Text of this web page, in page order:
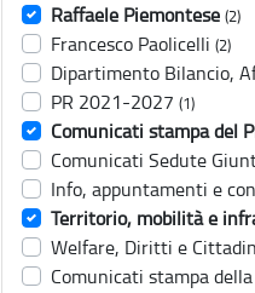
Raffaele Piemontese (2)
Francesco Paolicelli (2)
Dipartimento Bilancio,
PR 2021-2027 (1)
Comunicati stampa del
Comunicati Sedute
Info, appuntamenti e
Territorio, mobilità e
Welfare, Diritti e
Comunicati stampa